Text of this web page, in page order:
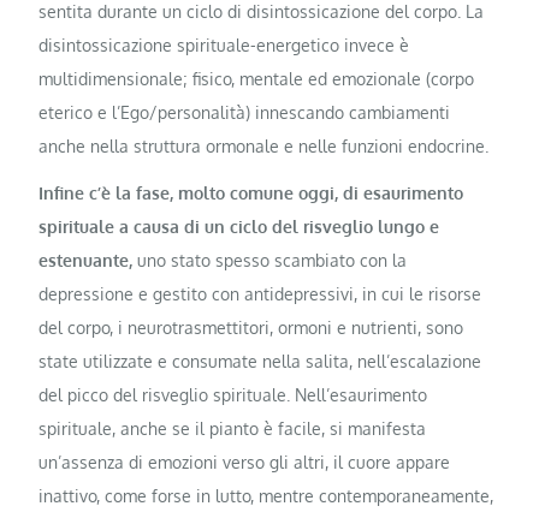
sentita durante un ciclo di disintossicazione del corpo. La
disintossicazione spirituale-energetico invece è
multidimensionale; fisico, mentale ed emozionale (corpo
eterico e l’Ego/personalità) innescando cambiamenti
anche nella struttura ormonale e nelle funzioni endocrine.
Infine c’è la fase, molto comune oggi, di esaurimento
spirituale a causa di un ciclo del risveglio lungo e
estenuante, uno stato spesso scambiato con la
depressione e gestito con antidepressivi, in cui le risorse
del corpo, i neurotrasmettitori, ormoni e nutrienti, sono
state utilizzate e consumate nella salita, nell’escalazione
del picco del risveglio spirituale. Nell’esaurimento
spirituale, anche se il pianto è facile, si manifesta
un’assenza di emozioni verso gli altri, il cuore appare
inattivo, come forse in lutto, mentre contemporaneamente,